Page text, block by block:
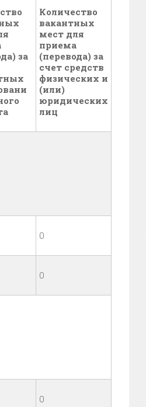
за
Количество
вакантных
мест для
приема
(перевода) за
счет средств
физических и
(или)
юридических
лиц
0
0
0